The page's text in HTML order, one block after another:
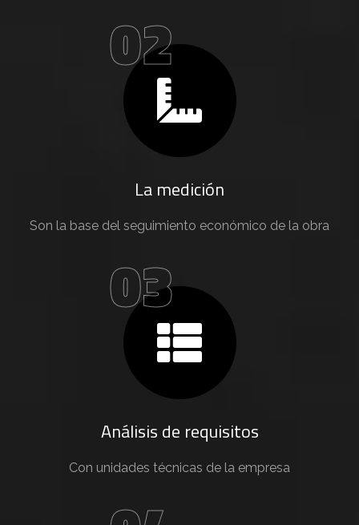
02
La medición
Son la base del seguimiento económico de la obra
03
Análisis de requisitos
Con unidades técnicas de la empresa